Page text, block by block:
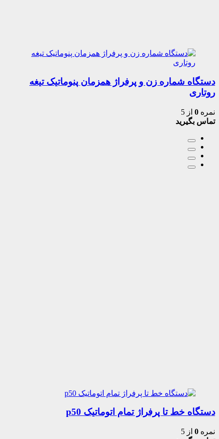
دستگاه شماره زن و پرفراژ همزمان پنوماتیک تیغه
روتاری
نمره 0 از 5
تماس بگیرید
دستگاه خط تا پرفراژ تمام اتوماتیک p50
نمره 0 از 5